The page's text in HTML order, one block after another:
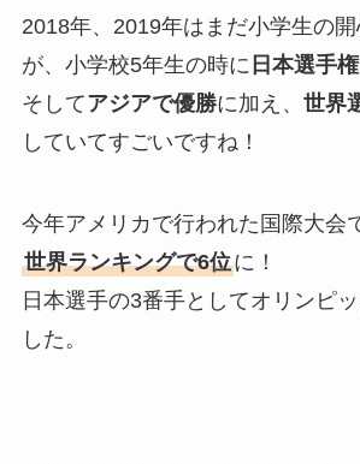
2018年、2019年はまだ小学生の
が、小学校5年生の時に 日本選手
そしてアジアで優勝に加え、 世界
していてすごいですね！
今年アメリカで行われた国際大会
世界ランキングで6位に！
日本選手の3番手としてオリンピ
した。